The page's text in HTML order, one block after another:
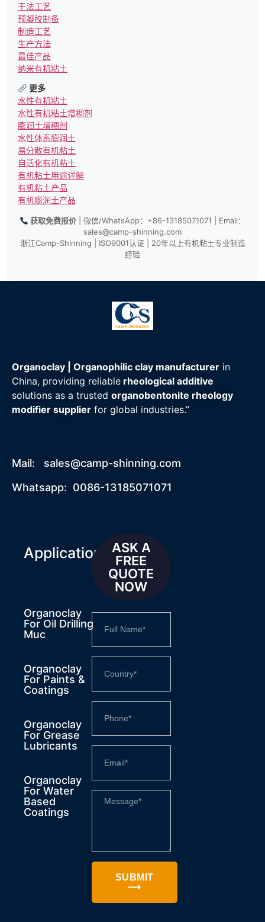
干法工艺
预凝胶制备
制造工艺
生产方法
最佳产品
纳米有机粘土
更多
水性有机粘土
水性有机粘土增稠剂
膨润土增稠剂
水性体系膨润土
易分散有机粘土
自活化有机粘土
有机粘土用途详解
有机粘土产品
有机膨润土产品
获取免费报价 | 微信/WhatsApp：+86-13185071071 | Email：
sales@camp-shinning.com
浙江Camp-Shinning | ISO9001认证 | 20年以上有机粘土专业制造
经验
Organoclay | Organophilic clay manufacturer in
China, providing reliable rheological additive
solutions as a trusted organobentonite rheology
modifier supplier for global industries.”
Mail: sales@camp-shinning.com
Whatsapp: 0086-13185071071
Applications
Organoclay
For Oil Drilling
Muc
Organoclay
For Paints &
Coatings
Organoclay
For Grease
Lubricants
Organoclay
For Water
Based
Coatings
ASK A
FREE
QUOTE
NOW
SUBMIT
⟶